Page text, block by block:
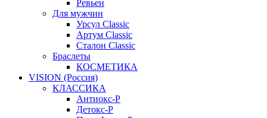
Ревьен
Для мужчин
Урсул Classic
Артум Classic
Сталон Classic
Браслеты
КОСМЕТИКА
VISION (Россия)
КЛАССИКА
Антиокс-Р
Детокс-Р